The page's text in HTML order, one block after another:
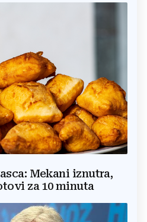
Mekani iznutra,
za 10 minuta